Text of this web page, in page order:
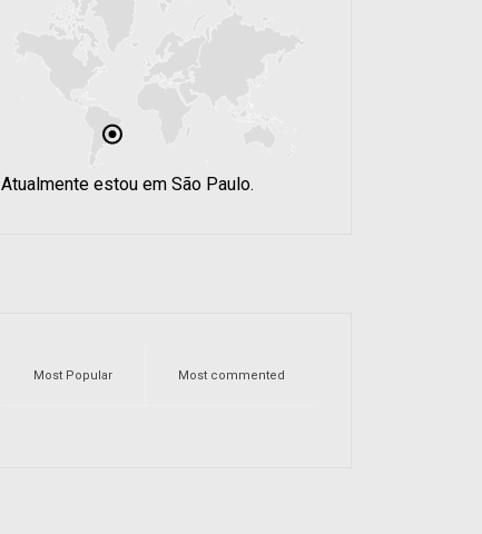
Atualmente estou em São Paulo.
Most Popular Most commented